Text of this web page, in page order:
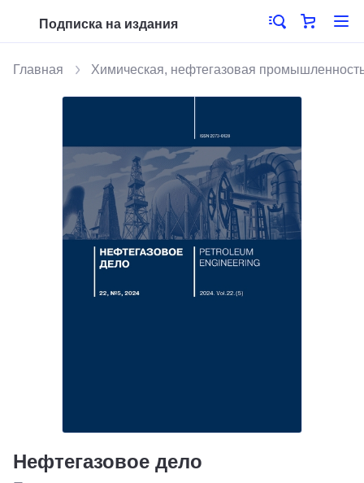
Подписка на издания
Главная Химическая, нефтегазовая
Нефтегазовое дело